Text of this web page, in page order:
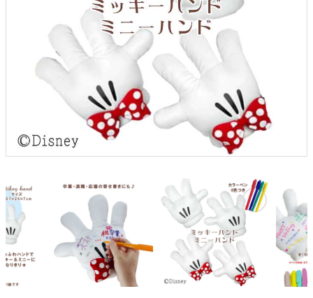
演出用品
内祝い 出産祝い
季節イベント特集
よくあるご質問
無料サンプル・資料請求
お問合せ